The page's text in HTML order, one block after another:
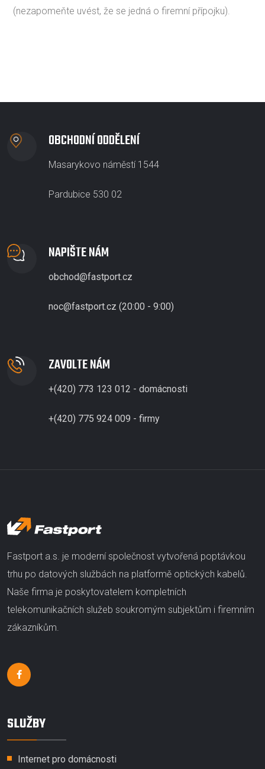
(nezapomeňte uvést, že se jedná o firemní přípojku).
OBCHODNÍ ODDĚLENÍ
Masarykovo náměstí 1544
Pardubice 530 02
NAPIŠTE NÁM
obchod@fastport.cz
noc@fastport.cz (20:00 - 9:00)
ZAVOLTE NÁM
+(420) 773 123 012 - domácnosti
+(420) 775 924 009 - firmy
Fastport a.s. je moderní společnost vytvořená poptávkou
trhu po datových službách na platformě optických kabelů.
Naše firma je poskytovatelem kompletních
telekomunikačních služeb soukromým subjektům i firemním
zákazníkům.
SLUŽBY
Internet pro domácnosti